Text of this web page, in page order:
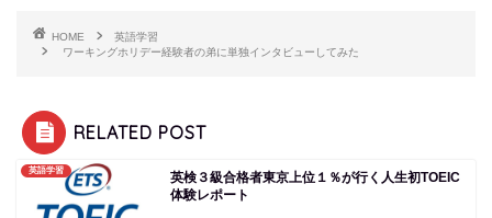
HOME
英語学習
ワーキングホリデー経験者の弟に単独インタビューしてみた
RELATED POST
英語学習
英検３級合格者東京上位１％が行く人生初TOEIC
体験レポート